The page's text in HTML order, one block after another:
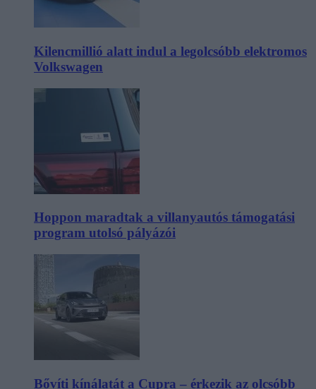
Kilencmillió alatt indul a legolcsóbb elektromos
Volkswagen
Hoppon maradtak a villanyautós támogatási
program utolsó pályázói
Bővíti kínálatát a Cupra – érkezik az olcsóbb